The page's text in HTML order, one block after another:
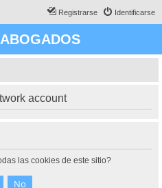
Identificarse
Registrarse
account
las cookies de este sitio?